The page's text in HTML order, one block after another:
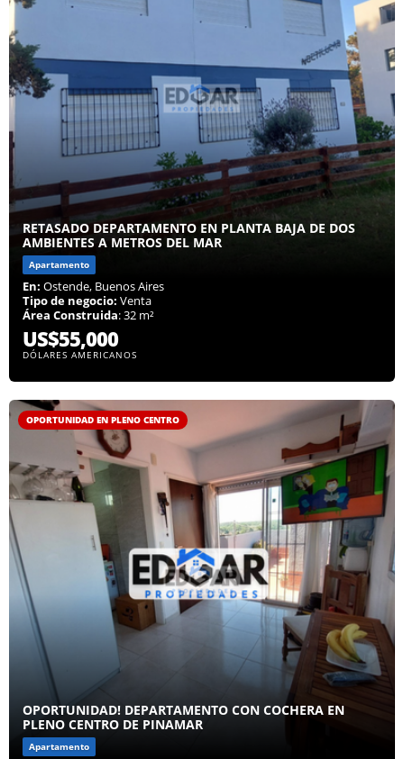
RETASADO DEPARTAMENTO EN PLANTA BAJA DE DOS
AMBIENTES A METROS DEL MAR
Apartamento
En: Ostende, Buenos Aires
Tipo de negocio: Venta
Área Construida: 32 m²
US$55,000
DÓLARES AMERICANOS
OPORTUNIDAD EN PLENO CENTRO
OPORTUNIDAD! DEPARTAMENTO CON COCHERA EN
PLENO CENTRO DE PINAMAR
Apartamento